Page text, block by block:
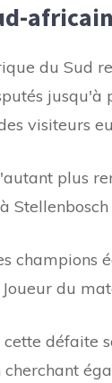
africain
du Sud
jusqu'à
visiteurs
plus
champions
du
défaite